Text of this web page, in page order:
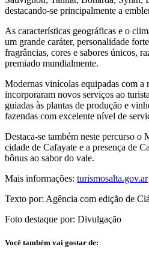
destacando-se principalmente a
As características geográficas e o
um grande caráter, personalidade
fragrâncias, cores e sabores únicos,
premiado mundialmente.
Modernas vinícolas equipadas com a
incorporaram novos serviços ao
guiadas às plantas de produção e
fazendas com excelente nível de
Destaca-se também neste percurso
cidade de Cafayate e a presença de
bônus ao sabor do vale.
Mais informações: turismosalta.gov.ar
Texto por: Agência com edição de
Foto destaque por: Divulgação
Você também vai gostar de: